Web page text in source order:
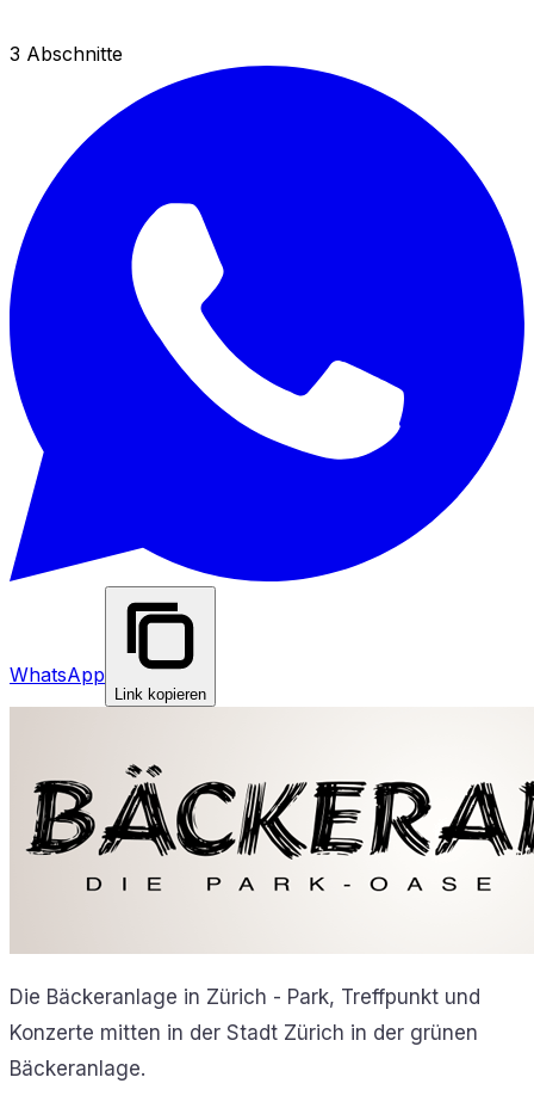
3 Abschnitte
WhatsApp
Link kopieren
Die Bäckeranlage in Zürich - Park, Treffpunkt und
Konzerte mitten in der Stadt Zürich in der grünen
Bäckeranlage.